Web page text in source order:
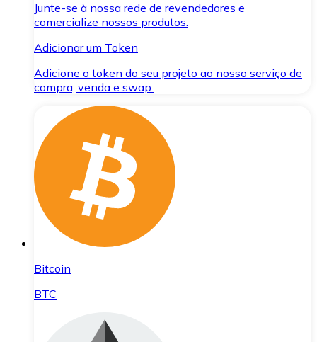
Junte-se à nossa rede de revendedores e
comercialize nossos produtos.
Adicionar um Token
Adicione o token do seu projeto ao nosso serviço de
compra, venda e swap.
Bitcoin
BTC